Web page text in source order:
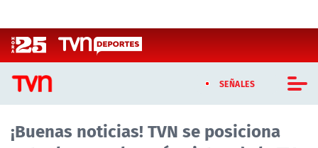
SEÑALES
CASTING MASTERCHEF CHILE
¡Buenas noticias! TVN se posiciona